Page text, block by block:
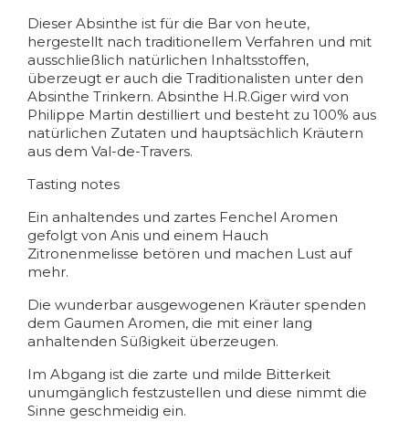
Dieser Absinthe ist für die Bar von heute,
hergestellt nach traditionellem Verfahren und mit
ausschließlich natürlichen Inhaltsstoffen,
überzeugt er auch die Traditionalisten unter den
Absinthe Trinkern. Absinthe H.R.Giger wird von
Philippe Martin destilliert und besteht zu 100% aus
natürlichen Zutaten und hauptsächlich Kräutern
aus dem Val-de-Travers.
Tasting notes
Ein anhaltendes und zartes Fenchel Aromen
gefolgt von Anis und einem Hauch
Zitronenmelisse betören und machen Lust auf
mehr.
Die wunderbar ausgewogenen Kräuter spenden
dem Gaumen Aromen, die mit einer lang
anhaltenden Süßigkeit überzeugen.
Im Abgang ist die zarte und milde Bitterkeit
unumgänglich festzustellen und diese nimmt die
Sinne geschmeidig ein.